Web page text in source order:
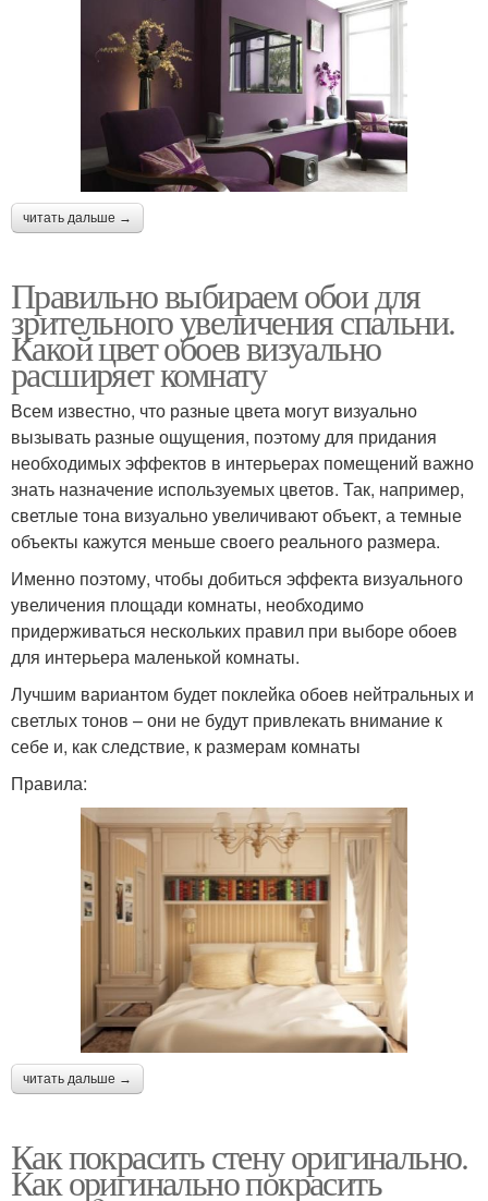
читать дальше →
Правильно выбираем обои для
зрительного увеличения спальни.
Какой цвет обоев визуально
расширяет комнату
Всем известно, что разные цвета могут визуально
вызывать разные ощущения, поэтому для придания
необходимых эффектов в интерьерах помещений важно
знать назначение используемых цветов. Так, например,
светлые тона визуально увеличивают объект, а темные
объекты кажутся меньше своего реального размера.
Именно поэтому, чтобы добиться эффекта визуального
увеличения площади комнаты, необходимо
придерживаться нескольких правил при выборе обоев
для интерьера маленькой комнаты.
Лучшим вариантом будет поклейка обоев нейтральных и
светлых тонов – они не будут привлекать внимание к
себе и, как следствие, к размерам комнаты
Правила:
читать дальше →
Как покрасить стену оригинально.
Как оригинально покрасить